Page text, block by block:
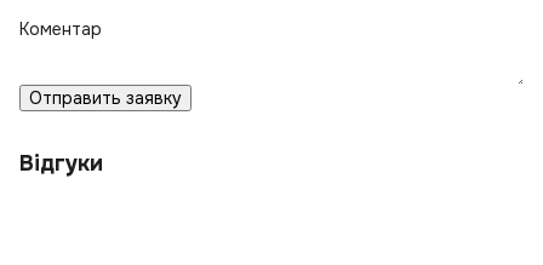
Коментар
Отправить заявку
Відгуки